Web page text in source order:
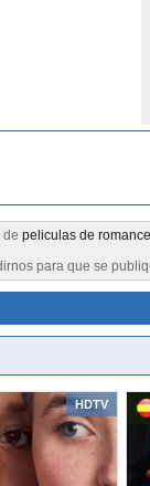
de peliculas de romance
para que se
HDTV